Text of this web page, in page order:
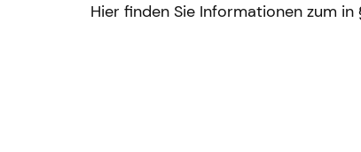
Hier finden Sie Informationen zum